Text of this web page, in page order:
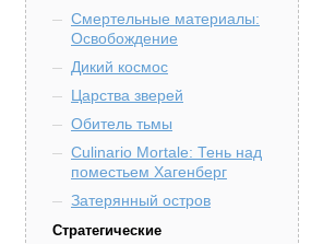
Смертельные материалы:
Освобождение
Дикий космос
Царства зверей
Обитель тьмы
Culinario Mortale: Тень над
поместьем Хагенберг
Затерянный остров
Стратегические